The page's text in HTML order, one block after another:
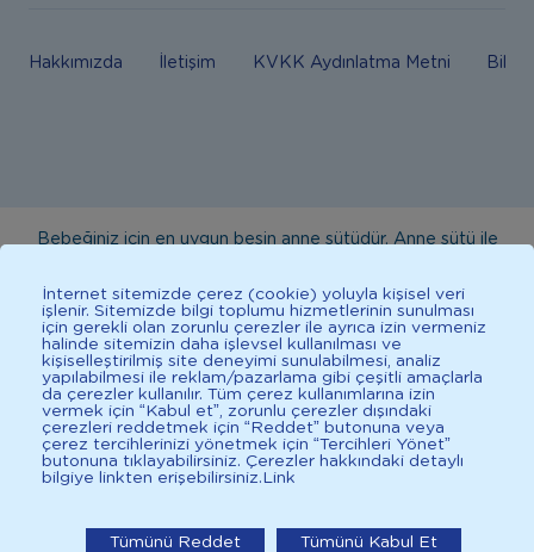
Hakkımızda İletişim KVKK Aydınlatma Metni Bilgi
Bebeğiniz için en uygun besin anne sütüdür. Anne sütü ile
danışınız. Bu sitede yayınlanan bilgiler hekim tavsiyesi
yerine geçmez. En doğru bilgi için doktorunuza danışınız.
Sağlıklı yaşam için dengeli, çeşitli beslenilmelidir. *D vitamini
çocuklarda bağışıklık sisteminin normal işlevine katkıda
bulunur.
İlkadımlarım'ı uygulamada
İnternet sitemizde çerez (cookie) yoluyla kişisel veri
işlenir. Sitemizde bilgi toplumu hizmetlerinin sunulması
için gerekli olan zorunlu çerezler ile ayrıca izin vermeniz
halinde sitemizin daha işlevsel kullanılması ve
kişiselleştirilmiş site deneyimi sunulabilmesi, analiz
yapılabilmesi ile reklam/pazarlama gibi çeşitli amaçlarla
da çerezler kullanılır. Tüm çerez kullanımlarına izin
vermek için “Kabul et”, zorunlu çerezler dışındaki
çerezleri reddetmek için “Reddet” butonuna veya
çerez tercihlerinizi yönetmek için “Tercihleri Yönet”
butonuna tıklayabilirsiniz. Çerezler hakkındaki detaylı
bilgiye linkten erişebilirsiniz. Link
Tümünü Reddet Tümünü Kabul Et